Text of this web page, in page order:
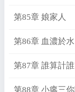
第85章 娘家人
第86章 血濃於水
第87章 誰算計誰
第88章 小癟三